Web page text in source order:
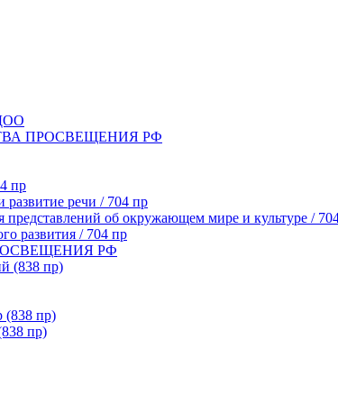
ПРОСВЕЩЕНИЯ РФ
пр
развитие речи / 704 пр
об окружающем мире и культуре /
развития / 704 пр
РФ
(838 пр)
(838 пр)
пр)